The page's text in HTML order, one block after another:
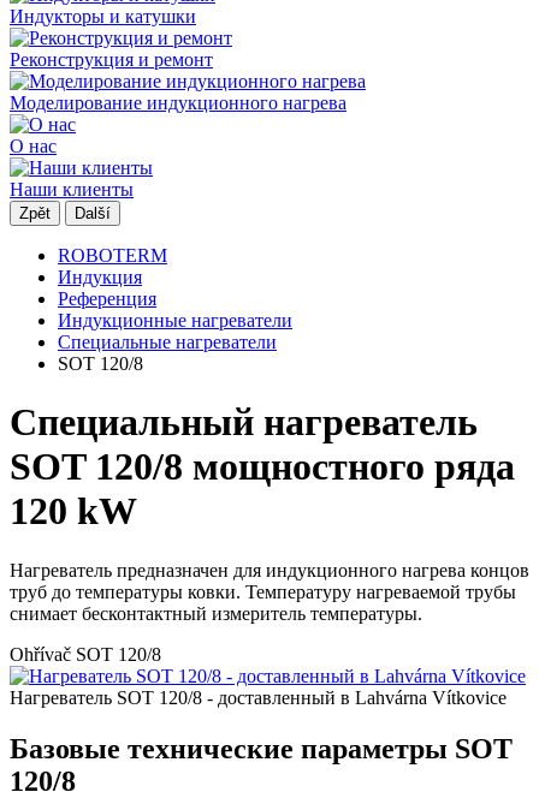
Индуктoры и катушки
Реконструкция и ремонт
Моделирование индукционного нагрева
O нас
Наши клиенты
Zpět Další
ROBOTERM
Индукция
Референция
Индукционные нагреватели
Специальные нагреватели
SOT 120/8
Специальный нагреватель
SOT 120/8 мощностного ряда
120 kW
Нагреватель предназначен для индукционного нагрева концов
труб до температуры ковки. Температуру нагреваемой трубы
снимает бесконтактный измеритель температуры.
Ohřívač SOT 120/8
Нагреватель SOT 120/8 - доставленный в Lahvárna Vítkovice
Базовые технические параметры SOT
120/8